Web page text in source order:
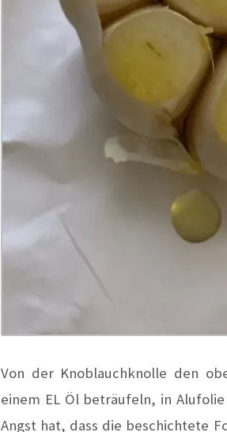
Von der Knoblauchknolle den
einem EL Öl beträufeln, in
Angst hat, dass die beschichtete